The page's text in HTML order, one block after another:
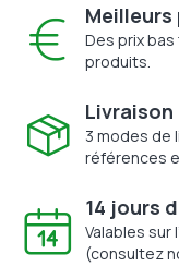
Meilleurs
Des prix
produits.
Livraison
3 modes de
références
14 jours
Valables
(consultez